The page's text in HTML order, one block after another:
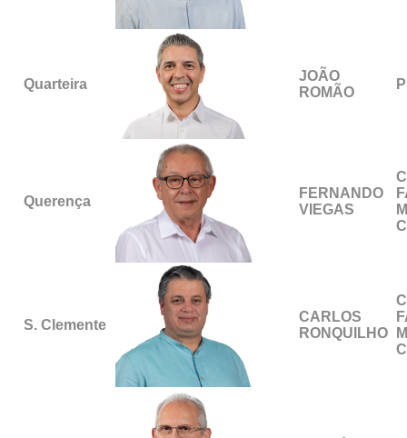
Quarteira
JOÃO
ROMÃO
Querença
FERNANDO
VIEGAS
S. Clemente
CARLOS
RONQUILHO